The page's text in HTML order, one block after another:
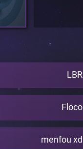
LBR
Floco
menfou xd